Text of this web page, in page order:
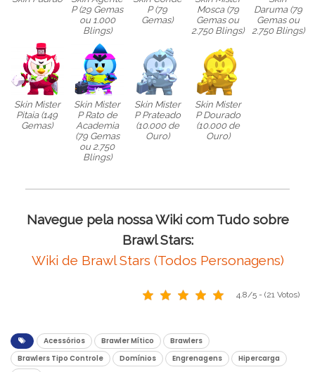
P (29 Gemas
ou 1.000
Blings)
P (79
Gemas)
Mosca (79
Gemas ou
2.750 Blings)
Daruma (79
Gemas ou
2.750 Blings)
Skin Mister
Pitaia (149
Gemas)
Skin Mister
P Rato de
Academia
(79 Gemas
ou 2.750
Blings)
Skin Mister
P Prateado
(10.000 de
Ouro)
Skin Mister
P Dourado
(10.000 de
Ouro)
Navegue pela nossa Wiki com Tudo sobre
Brawl Stars:
Wiki de Brawl Stars (Todos Personagens)
4.8/5 - (21 Votos)
Acessórios Brawler Mítico
Brawlers
Brawlers Tipo Controle
Domínios Engrenagens
Hipercarga